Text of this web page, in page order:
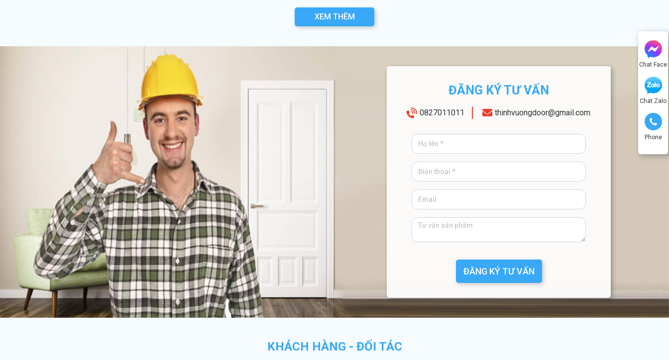
Chat Face
Chat Zalo
Phone
XEM THÊM
ĐĂNG KÝ TƯ VẤN
0827011011 thinhvuongdoor@gmail.com
ĐĂNG KÝ TƯ VẤN
KHÁCH HÀNG - ĐỐI TÁC